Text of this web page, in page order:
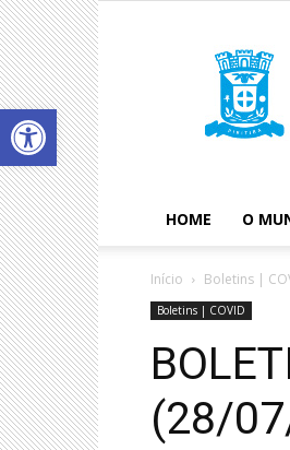
Abrir a barra de ferramentas
HOME O
Início Boletins |
Boletins | COVID
(28/